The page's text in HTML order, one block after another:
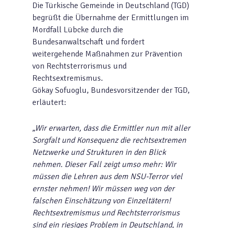
Die Türkische Gemeinde in Deutschland (TGD)
begrüßt die Übernahme der Ermittlungen im
Mordfall Lübcke durch die
Bundesanwaltschaft und fordert
weitergehende Maßnahmen zur Prävention
von Rechtsterrorismus und
Rechtsextremismus.
Gökay Sofuoglu, Bundesvorsitzender der TGD,
erläutert:
„Wir erwarten, dass die Ermittler nun mit aller
Sorgfalt und Konsequenz die rechtsextremen
Netzwerke und Strukturen in den Blick
nehmen. Dieser Fall zeigt umso mehr: Wir
müssen die Lehren aus dem NSU-Terror viel
ernster nehmen! Wir müssen weg von der
falschen Einschätzung von Einzeltätern!
Rechtsextremismus und Rechtsterrorismus
sind ein riesiges Problem in Deutschland, in